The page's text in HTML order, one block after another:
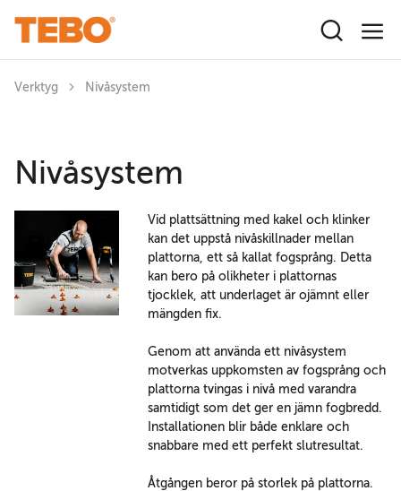
Verktyg Nivåsystem
Nivåsystem
Vid plattsättning med kakel och klinker
kan det uppstå nivåskillnader mellan
plattorna, ett så kallat fogsprång. Detta
kan bero på olikheter i plattornas
tjocklek, att underlaget är ojämnt eller
mängden fix.
Genom att använda ett nivåsystem
motverkas uppkomsten av fogsprång och
plattorna tvingas i nivå med varandra
samtidigt som det ger en jämn fogbredd.
Installationen blir både enklare och
snabbare med ett perfekt slutresultat.
Åtgången beror på storlek på plattorna.